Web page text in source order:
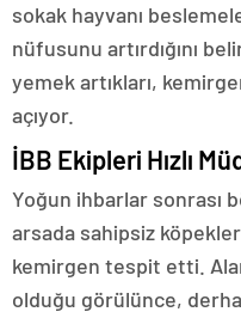
sokak hayvanı
nüfusunu artırdığını
yemek artıkları,
açıyor.
İBB Ekipleri Hızlı
Yoğun ihbarlar sonrası
arsada sahipsiz
kemirgen tespit etti.
olduğu görülünce,